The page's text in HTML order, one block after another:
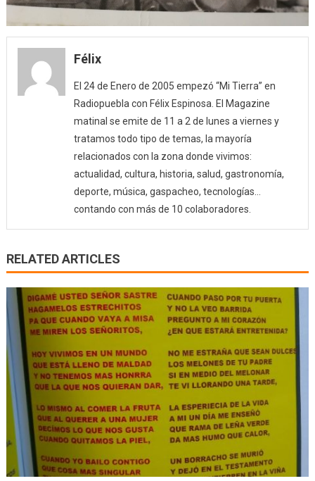
Félix
El 24 de Enero de 2005 empezó “Mi Tierra” en
Radiopuebla con Félix Espinosa. El Magazine
matinal se emite de 11 a 2 de lunes a viernes y
tratamos todo tipo de temas, la mayoría
relacionados con la zona donde vivimos:
actualidad, cultura, historia, salud, gastronomía,
deporte, música, gaspacheo, tecnologías…
contando con más de 10 colaboradores.
RELATED ARTICLES